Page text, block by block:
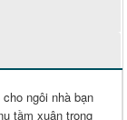
cho ngôi nhà bạn
tầm xuân trong